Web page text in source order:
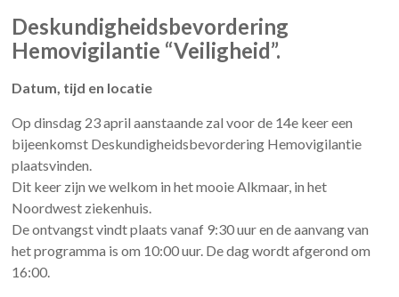
Deskundigheidsbevordering
Hemovigilantie “Veiligheid”.
Datum, tijd en locatie
Op dinsdag 23 april aanstaande zal voor de 14e keer een
bijeenkomst Deskundigheidsbevordering Hemovigilantie
plaatsvinden.
Dit keer zijn we welkom in het mooie Alkmaar, in het
Noordwest ziekenhuis.
De ontvangst vindt plaats vanaf 9:30 uur en de aanvang van
het programma is om 10:00 uur. De dag wordt afgerond om
16:00.